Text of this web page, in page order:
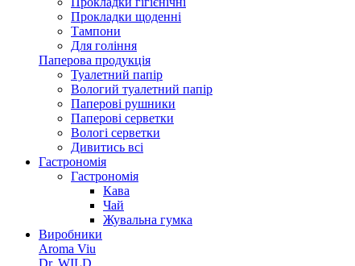
Прокладки щоденні
Тампони
Для гоління
Паперова продукція
Туалетний папір
Вологий туалетний папір
Паперові рушники
Паперові серветки
Вологі серветки
Дивитись всі
Гастрономія
Гастрономія
Кава
Чай
Жувальна гумка
Виробники
Aroma Viu
Dr. WILD